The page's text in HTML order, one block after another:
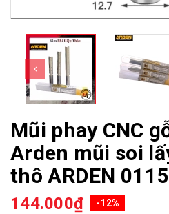
Mũi phay CNC
Arden mũi soi
thô ARDEN 0115
144.000₫ -12%